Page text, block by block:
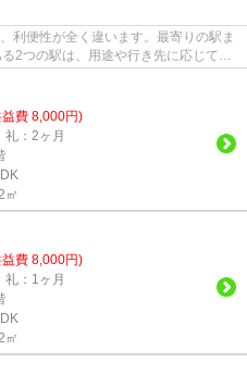
利便性が全く違います。最寄りの駅ま
2つの駅は、用途や行き先に応じて使
費 8,000円)
礼：2ヶ月
㎡
費 8,000円)
礼：1ヶ月
㎡